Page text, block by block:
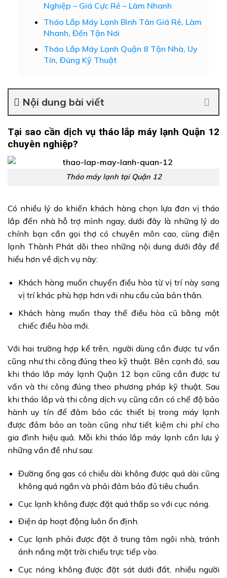
Nghiệp – Giá Cực Rẻ – Làm Nhanh
Tháo Lắp Máy Lạnh Bình Tân Giá Rẻ, Làm
Nhanh, Đến Tận Nơi
Tháo Lắp Máy Lạnh Quận 8 Tận Nhà, Uy
Tín, Đúng Kỹ Thuật
Nội dung bài viết
Tại sao cần dịch vụ tháo lắp máy lạnh Quận 12
chuyên nghiệp?
Tháo máy lạnh tại Quận 12
Có nhiều lý do khiến khách hàng chọn lựa đơn vị tháo
lắp đến nhà hỗ trợ mình ngay, dưới đây là những lý do
chính bạn cần gọi thợ có chuyên môn cao, cùng điện
lạnh Thành Phát dõi theo những nội dung dưới đây để
hiểu hơn về dịch vụ này:
Khách hàng muốn chuyển điều hòa từ vị trí này sang
vị trí khác phù hợp hơn với nhu cầu của bản thân.
Khách hàng muốn thay thế điều hòa cũ bằng một
chiếc điều hòa mới.
Với hai trường hợp kể trên, người dùng cần được tư vấn
cũng như thi công đúng theo kỹ thuật. Bên cạnh đó, sau
khi tháo lắp máy lạnh Quận 12 bạn cũng cần được tư
vấn và thi công đúng theo phương pháp kỹ thuật. Sau
khi tháo lắp và thi công dịch vụ cũng cần có chế độ bảo
hành uy tín để đảm bảo các thiết bị trong máy lạnh
được đảm bảo an toàn cũng như tiết kiệm chi phí cho
gia đình hiệu quả. Mỗi khi tháo lắp máy lạnh cần lưu ý
những vấn đề như sau:
Đường ống gas có chiều dài không được quá dài cũng
không quá ngắn và phải đảm bảo đủ tiêu chuẩn.
Cục lạnh không được đặt quá thấp so với cục nóng.
Điện áp hoạt động luôn ổn định.
Cục lạnh phải được đặt ở trung tâm ngôi nhà, tránh
ánh nắng mặt trời chiếu trực tiếp vào.
Cục nóng không được đặt sát dưới đất, nhiều người